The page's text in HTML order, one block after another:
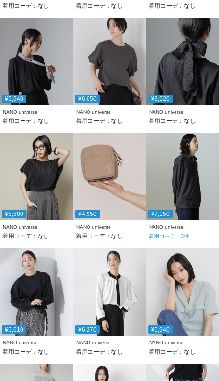
着用コーデ：なし 着用コーデ：なし 着用コーデ：なし
¥5,940
NANO universe
着用コーデ：なし
¥6,050
NANO universe
着用コーデ：なし
¥3,520
NANO universe
着用コーデ：なし
¥5,500
NANO universe
着用コーデ：なし
¥4,950
NANO universe
着用コーデ：なし
¥7,150
NANO universe
着用コーデ：3件
¥5,610
NANO universe
着用コーデ：なし
¥6,270
NANO universe
着用コーデ：なし
¥5,940
NANO universe
着用コーデ：なし